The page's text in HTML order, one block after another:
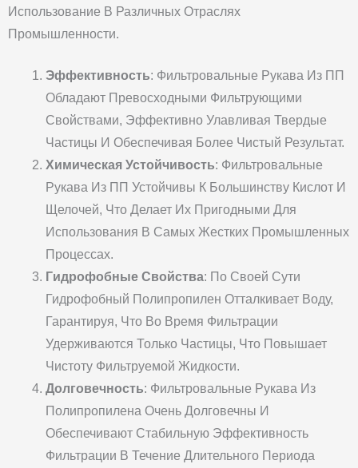
Использование В Различных Отраслях
Промышленности.
Эффективность: Фильтровальные Рукава Из ПП
Обладают Превосходными Фильтрующими
Свойствами, Эффективно Улавливая Твердые
Частицы И Обеспечивая Более Чистый Результат.
Химическая Устойчивость: Фильтровальные
Рукава Из ПП Устойчивы К Большинству Кислот И
Щелочей, Что Делает Их Пригодными Для
Использования В Самых Жестких Промышленных
Процессах.
Гидрофобные Свойства: По Своей Сути
Гидрофобный Полипропилен Отталкивает Воду,
Гарантируя, Что Во Время Фильтрации
Удерживаются Только Частицы, Что Повышает
Чистоту Фильтруемой Жидкости.
Долговечность: Фильтровальные Рукава Из
Полипропилена Очень Долговечны И
Обеспечивают Стабильную Эффективность
Фильтрации В Течение Длительного Периода